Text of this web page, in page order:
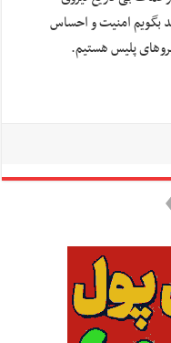
بگویم امنیت و احساس
پلیس هستیم.